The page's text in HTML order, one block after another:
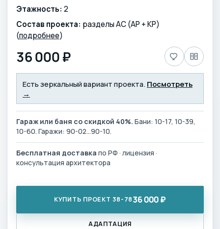
Этажность: 2
Состав проекта: разделы АС (АР + КР)
(подробнее)
36 000 ₽
Есть зеркальный вариант проекта. Посмотреть
→
Гараж или баня со скидкой 40%. Бани: 10-17, 10-39,
10-60. Гаражи: 90-02…90-10.
Бесплатная доставка по РФ · лицензия ·
консультация архитектора
КУПИТЬ ПРОЕКТ 38-7836 000 ₽
АДАПТАЦИЯ